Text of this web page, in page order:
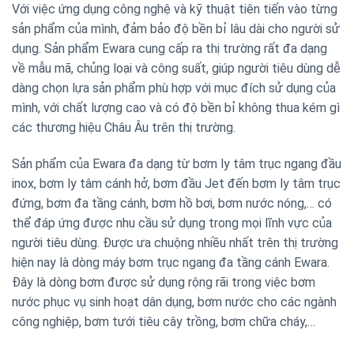
Với việc ứng dụng công nghệ và kỹ thuật tiên tiến vào từng
sản phẩm của mình, đảm bảo độ bền bỉ lâu dài cho người sử
dụng. Sản phẩm Ewara cung cấp ra thị trường rất đa dạng
về mẫu mã, chủng loại và công suất, giúp người tiêu dùng dễ
dàng chọn lựa sản phẩm phù hợp với mục đích sử dụng của
mình, với chất lượng cao và có độ bền bỉ không thua kém gì
các thương hiệu Châu Âu trên thị trường.
Sản phẩm của Ewara đa dạng từ bơm ly tâm trục ngang đầu
inox, bơm ly tâm cánh hở, bơm đầu Jet đến bơm ly tâm trục
đứng, bơm đa tầng cánh, bơm hồ bơi, bơm nước nóng,… có
thể đáp ứng được nhu cầu sử dụng trong mọi lĩnh vực của
người tiêu dùng. Được ưa chuộng nhiều nhất trên thị trường
hiện nay là dòng máy bơm trục ngang đa tầng cánh Ewara.
Đây là dòng bơm được sử dụng rộng rãi trong việc bơm
nước phục vụ sinh hoạt dân dụng, bơm nước cho các ngành
công nghiệp, bơm tưới tiêu cây trồng, bơm chữa cháy,…